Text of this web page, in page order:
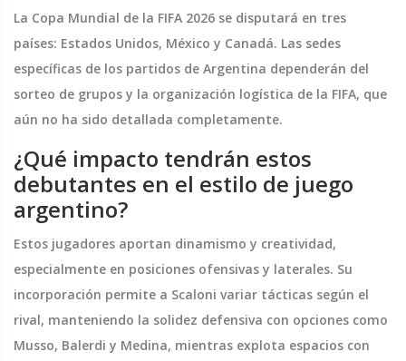
La Copa Mundial de la FIFA 2026 se disputará en tres
países: Estados Unidos, México y Canadá. Las sedes
específicas de los partidos de Argentina dependerán del
sorteo de grupos y la organización logística de la FIFA, que
aún no ha sido detallada completamente.
¿Qué impacto tendrán estos
debutantes en el estilo de juego
argentino?
Estos jugadores aportan dinamismo y creatividad,
especialmente en posiciones ofensivas y laterales. Su
incorporación permite a Scaloni variar tácticas según el
rival, manteniendo la solidez defensiva con opciones como
Musso, Balerdi y Medina, mientras explota espacios con